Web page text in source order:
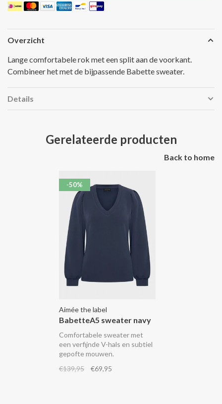
Overzicht
Lange comfortabele rok met een split aan de voorkant.
Combineer het met de bijpassende Babette sweater.
Details
Gerelateerde producten
Back to home
-50%
Aímée the label
BabetteA5 sweater navy
Comfortabele sweater met
een verfijnde V-hals en subtiel
gepofte mouwen.
€139,95
€69,95